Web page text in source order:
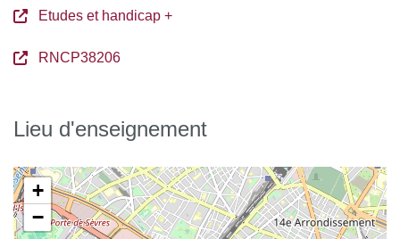
Etudes et handicap +
RNCP38206
Lieu d'enseignement
+
−